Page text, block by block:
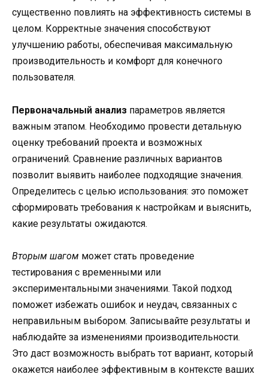
существенно повлиять на эффективность системы в
целом. Корректные значения способствуют
улучшению работы, обеспечивая максимальную
производительность и комфорт для конечного
пользователя.
Первоначальный анализ параметров является
важным этапом. Необходимо провести детальную
оценку требований проекта и возможных
ограничений. Сравнение различных вариантов
позволит выявить наиболее подходящие значения.
Определитесь с целью использования: это поможет
сформировать требования к настройкам и выяснить,
какие результаты ожидаются.
Вторым шагом может стать проведение
тестирования с временными или
экспериментальными значениями. Такой подход
поможет избежать ошибок и неудач, связанных с
неправильным выбором. Записывайте результаты и
наблюдайте за изменениями производительности.
Это даст возможность выбрать тот вариант, который
окажется наиболее эффективным в контексте ваших